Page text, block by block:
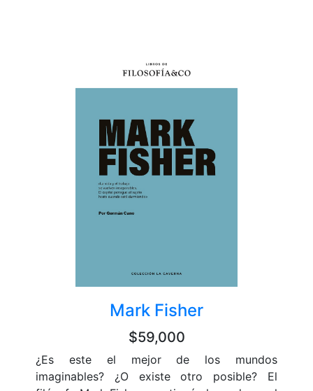
Mark Fisher
$59,000
¿Es este el mejor de los mundos
imaginables? ¿O existe otro posible? El